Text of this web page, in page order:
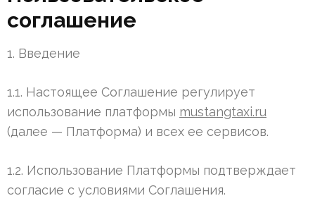
соглашение
1. Введение
1.1. Настоящее Соглашение регулирует
использование платформы mustangtaxi.ru
(далее — Платформа) и всех ее сервисов.
1.2. Использование Платформы подтверждает
согласие с условиями Соглашения.